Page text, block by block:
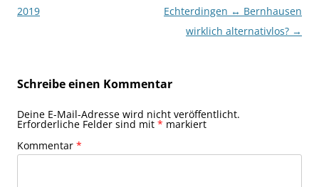
2019
Echterdingen ↔ Bernhausen
wirklich alternativlos? →
Schreibe einen Kommentar
Deine E-Mail-Adresse wird nicht veröffentlicht.
Erforderliche Felder sind mit * markiert
Kommentar *